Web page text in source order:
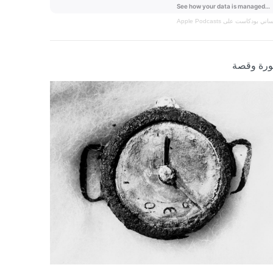
بودكاست على Apple Podcasts
وقصة